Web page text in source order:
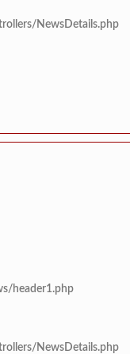
NewsDetails.php
header1.php
NewsDetails.php